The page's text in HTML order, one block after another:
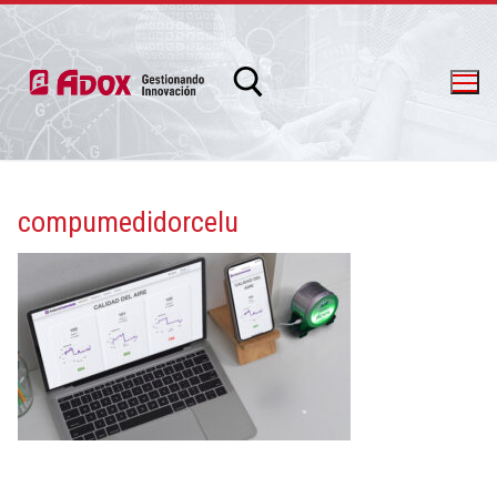
info@adox.com.ar whatsapp: 54 9 11 6230 2470
compumedidorcelu